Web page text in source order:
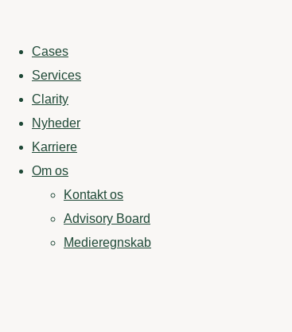
Cases
Services
Clarity
Nyheder
Karriere
Om os
Kontakt os
Advisory Board
Medieregnskab